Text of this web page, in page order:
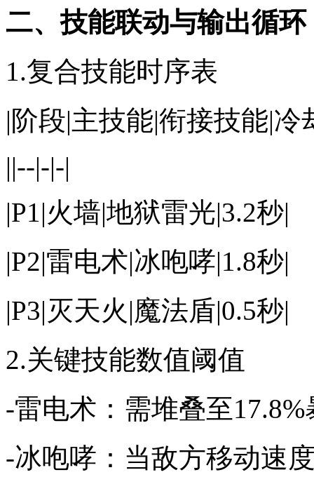
二、技能联动与输出循环
1.复合技能时序表
|阶段|主技能|衔接技能|冷
||--|-|-|
|P1|火墙|地狱雷光|3.2秒|
|P2|雷电术|冰咆哮|1.8秒|
|P3|灭天火|魔法盾|0.5秒|
2.关键技能数值阈值
-雷电术：需堆叠至
-冰咆哮：当敌方移动速